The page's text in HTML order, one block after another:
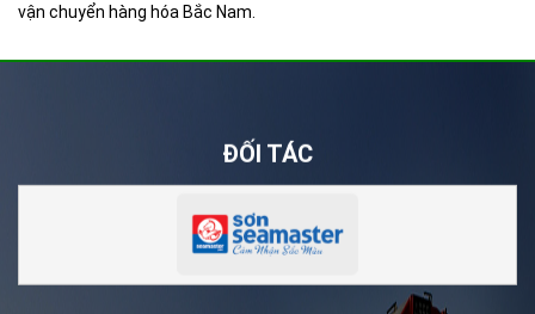
vận chuyển hàng hóa Bắc Nam.
ĐỐI TÁC